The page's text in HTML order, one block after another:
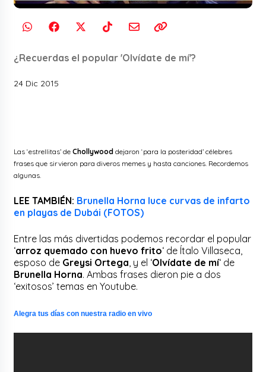
¿Recuerdas el popular 'Olvídate de mí'?
24 Dic 2015
Las ‘estrellitas’ deChollywood dejaron ‘para la posteridad’ célebres
frases que sirvieron para diveros memes y hasta canciones. Recordemos
algunas.
LEE TAMBIÉN: Brunella Horna luce curvas de infarto
en playas de Dubái (FOTOS)
Entre las más divertidas podemos recordar el popular
‘arroz quemado con huevo frito‘ de Ítalo Villaseca,
esposo de Greysi Ortega, y el ‘Olvídate de mí‘ de
Brunella Horna. Ambas frases dieron pie a dos
‘exitosos’ temas en Youtube.
Alegra tus días con nuestra radio en vivo